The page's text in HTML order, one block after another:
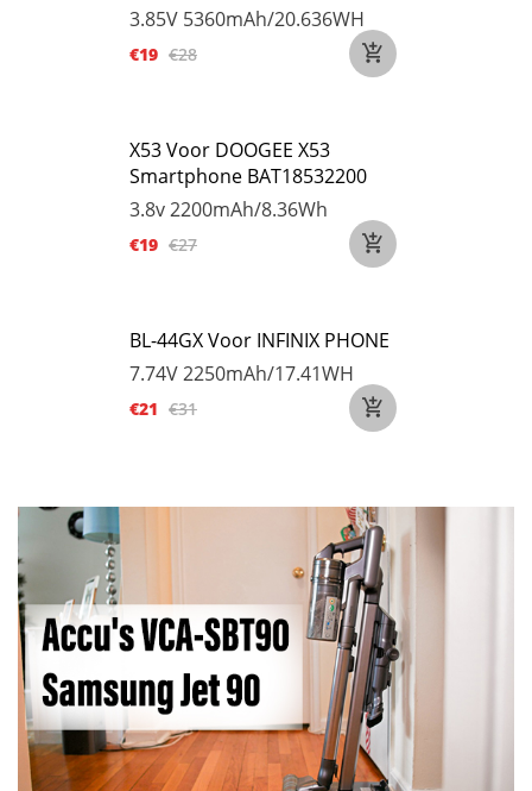
3.85V 5360mAh/20.636WH
€19 €28
X53 Voor DOOGEE X53
Smartphone BAT18532200
3.8v2200mAh/8.36Wh
€19 €27
BL-44GX Voor INFINIX PHONE
7.74V2250mAh/17.41WH
€21 €31